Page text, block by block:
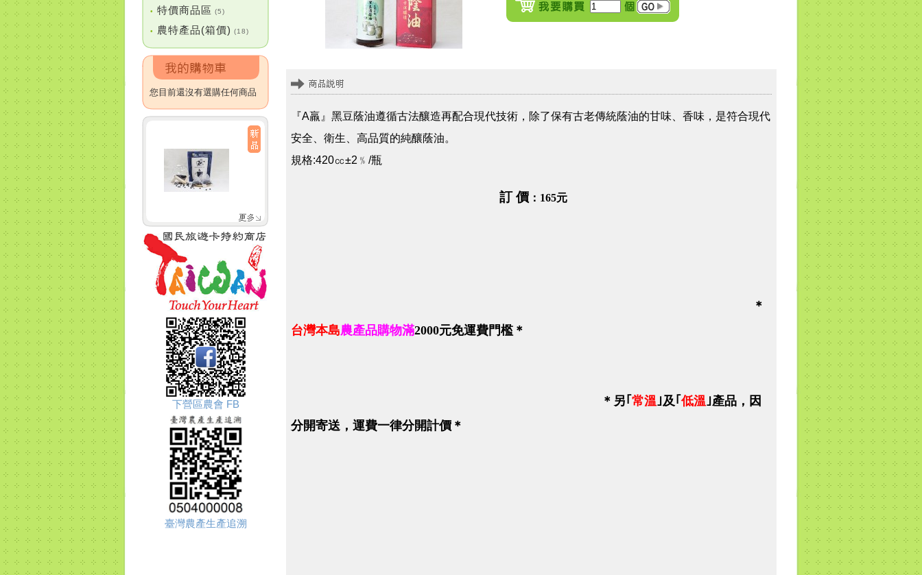
• 特價商品區 (5)
• 農特產品(箱價) (18)
您目前還沒有選購任何商品
下營區農會 FB
臺灣農產生產追溯
『A羸』黑豆蔭油遵循古法釀造再配合現代技術，除了保有古老傳統蔭油的甘味、香味，是符合現代
安全、衛生、高品質的純釀蔭油。
規格:420㏄±2﹪/瓶
訂 價：165元
＊
台灣本島農產品購物滿2000元免運費門檻＊
＊ 另｢ 常溫｣及｢ 低溫｣產品，因
分開寄送 ，運費一律分開計價＊